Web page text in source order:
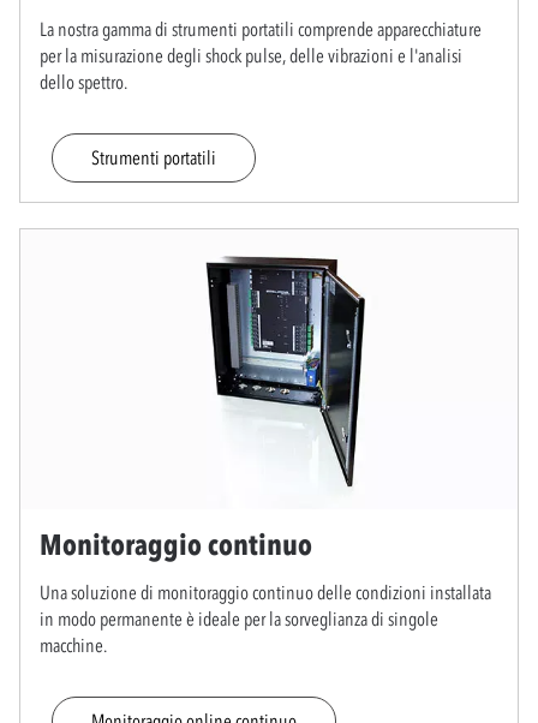
La nostra gamma di strumenti portatili comprende apparecchiature
per la misurazione degli shock pulse, delle vibrazioni e l'analisi
dello spettro.
Strumenti portatili
Monitoraggio continuo
Una soluzione di monitoraggio continuo delle condizioni installata
in modo permanente è ideale per la sorveglianza di singole
macchine.